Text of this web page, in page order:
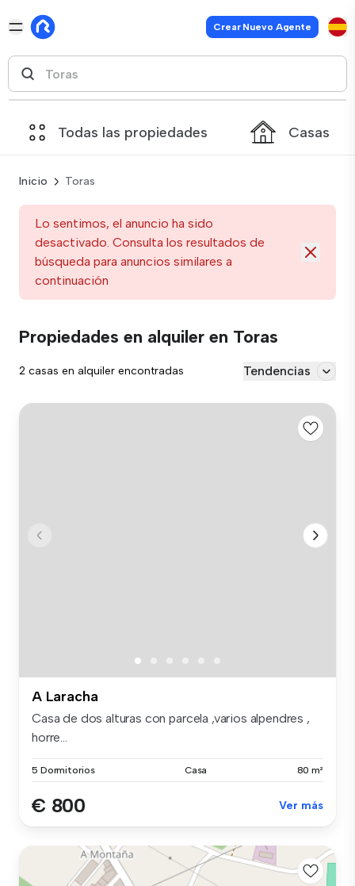
Crear Nuevo Agente
Todas las propiedades Casas
Inicio Toras
Lo sentimos, el anuncio ha sido
desactivado. Consulta los resultados de
búsqueda para anuncios similares a
continuación
Propiedades en alquiler en Toras
2 casas en alquiler encontradas Tendencias
A Laracha
Casa de dos alturas con parcela ,varios alpendres ,
horre...
5 Dormitorios Casa 80 m²
€ 800 Ver más